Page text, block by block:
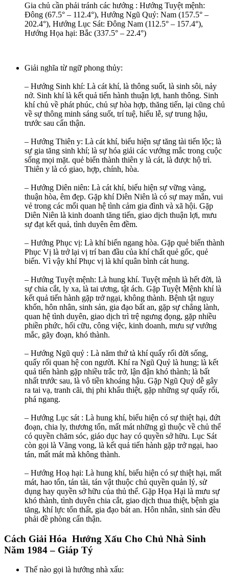
Gia chủ cần phải tránh các hướng : Hướng Tuyệt mệnh:
Đông (67.5° – 112.4°), Hướng Ngũ Quỷ: Nam (157.5° –
202.4°), Hướng Lục Sát: Đông Nam (112.5° – 157.4°),
Hướng Họa hại: Bắc (337.5° – 22.4°)
Giải nghĩa từ ngữ phong thủy:
– Hướng Sinh khí: Là cát khí, là thông suốt, là sinh sôi, nảy
nở. Sinh khí là kết quả tiến hành thuận lợi, hanh thông. Sinh
khí chủ về phát phúc, chủ sự hòa hợp, thăng tiến, lại cũng chủ
về sự thông minh sáng suốt, trí tuệ, hiếu lễ, sự trung hậu,
trước sau cẩn thận.
– Hướng Thiên y: Là cát khí, biểu hiện sự tăng tài tiến lộc; là
sự gia tăng sinh khí; là sự hóa giải các vướng mắc trong cuộc
sống mọi mặt. quẻ biến thành thiên y là cát, là được hộ trì.
Thiên y là có giao, hợp, chính, hòa.
– Hướng Diên niên: Là cát khí, biểu hiện sự vững vàng,
thuận hòa, êm đẹp. Gặp khí Diên Niên là có sự may mắn, vui
vẻ trong các mối quan hệ tình cảm gia đình và xã hội. Gặp
Diên Niên là kinh doanh tăng tiến, giao dịch thuận lợi, mưu
sự đạt kết quả, tình duyên êm đềm.
– Hướng Phục vị: Là khí biến ngang hòa. Gặp quẻ biến thành
Phục Vị là trở lại vị trí ban đầu của khí chất quẻ gốc, quẻ
biến. Vì vậy khí Phục vị là khí quân bình cát hung.
– Hướng Tuyệt mệnh: Là hung khí. Tuyệt mệnh là hết đời, là
sự chia cắt, ly xa, là tai ương, tật ách. Gặp Tuyệt Mệnh khí là
kết quả tiến hành gặp trở ngại, không thành. Bệnh tật nguy
khốn, hôn nhân, sinh sản, gia đạo bất an, gặp sự chẳng lành,
quan hệ tình duyên, giao dịch trì trệ ngưng đọng, gặp nhiều
phiền phức, hối cữu, công việc, kinh doanh, mưu sự vướng
mắc, gãy đoạn, khó thành.
– Hướng Ngũ quỷ : Là năm thứ tà khí quấy rối đời sống,
quấy rối quan hệ con người. Khí ra Ngũ Quỷ là hung; là kết
quả tiến hành gặp nhiều trắc trở, lận đận khó thành; là bất
nhất trước sau, là vô tiền khoáng hậu. Gặp Ngũ Quỷ dễ gây
ra tai vạ, tranh cãi, thị phi khẩu thiệt, gặp những sự quấy rối,
phá ngang.
– Hướng Lục sát : Là hung khí, biểu hiện có sự thiệt hại, đứt
đoạn, chia ly, thương tổn, mất mát những gì thuộc về chủ thể
có quyền chăm sóc, giáo dục hay có quyền sở hữu. Lục Sát
còn gọi là Vãng vong, là kết quả tiến hành gặp trở ngại, hao
tán, mất mát mà không thành.
– Hướng Hoạ hại: Là hung khí, biểu hiện có sự thiệt hại, mất
mát, hao tổn, tán tài, tán vật thuộc chủ quyền quản lý, sử
dụng hay quyền sở hữu của thủ thể. Gặp Họa Hại là mưu sự
khó thành, tình duyên chia cắt, giao dịch thua thiệt, bệnh gia
tăng, khí lực tổn thất, gia đạo bát an. Hôn nhân, sinh sản đều
phải đề phòng cẩn thận.
Cách Giải Hóa Hướng Xấu Cho Chủ Nhà Sinh
Năm 1984 – Giáp Tý
Thế nào gọi là hướng nhà xấu: